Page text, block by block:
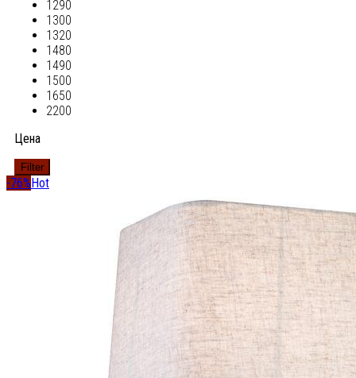
1290
1300
1320
1480
1490
1500
1650
2200
Цена
Filter
-76% Hot